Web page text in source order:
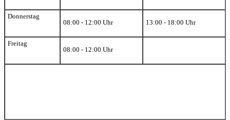
Donnerstag
08:00 - 12:00 Uhr
13:00 - 18:00 Uhr
Freitag
08:00 - 12:00 Uhr